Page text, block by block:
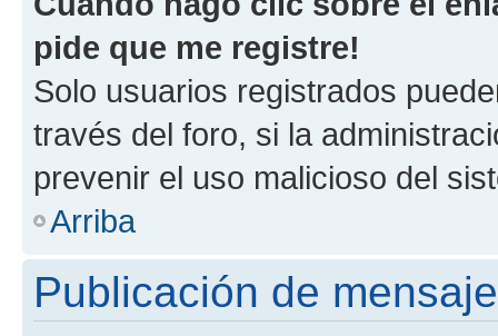
pide que me registre!
Solo usuarios registrados
través del foro, si la
prevenir el uso malicioso del
Arriba
Publicación de